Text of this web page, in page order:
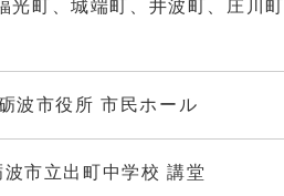
光町、城端町、井波町、庄川町
市役所 市民ホール
市立出町中学校 講堂